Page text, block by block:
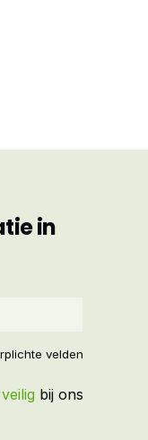
in
velden
veilig bij ons